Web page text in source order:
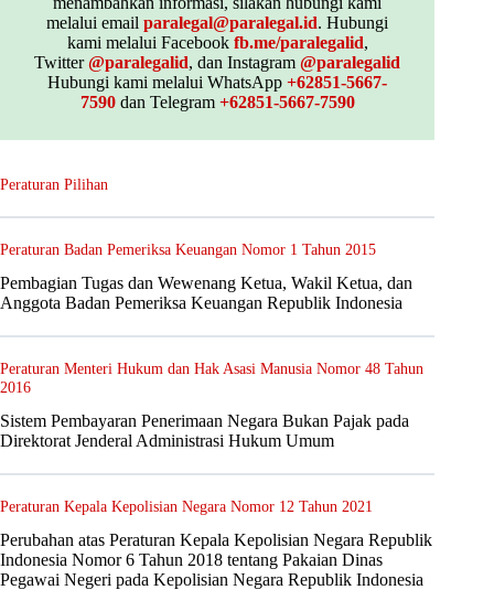
melalui emailparalegal@paralegal.id. Hubungi
kami melalui Facebook fb.me/paralegalid,
Twitter@paralegalid, dan Instagram@paralegalid
Hubungi kami melalui WhatsApp+62851-5667-
7590dan Telegram +62851-5667-7590
Peraturan Pilihan
Peraturan Badan Pemeriksa Keuangan Nomor 1 Tahun 2015
Pembagian Tugas dan Wewenang Ketua, Wakil Ketua, dan
Anggota Badan Pemeriksa Keuangan Republik Indonesia
Peraturan Menteri Hukum dan Hak Asasi Manusia Nomor 48 Tahun
2016
Sistem Pembayaran Penerimaan Negara Bukan Pajak pada
Direktorat Jenderal Administrasi Hukum Umum
Peraturan Kepala Kepolisian Negara Nomor 12 Tahun 2021
Perubahan atas Peraturan Kepala Kepolisian Negara Republik
Indonesia Nomor 6 Tahun 2018 tentang Pakaian Dinas
Pegawai Negeri pada Kepolisian Negara Republik Indonesia